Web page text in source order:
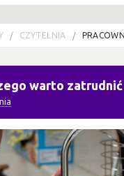
CZYTELNIA
warto zatrudnić